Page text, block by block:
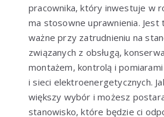
pracownika, który inwestuje w
ma stosowne uprawnienia. Jest
ważne przy zatrudnieniu na
związanych z obsługą,
montażem, kontrolą i
i sieci elektroenergetycznych.
większy wybór i możesz
stanowisko, które będzie ci